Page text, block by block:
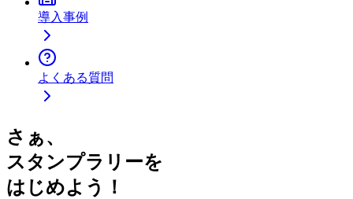
導入事例
よくある質問
さぁ、
スタンプラリーを
はじめよう！